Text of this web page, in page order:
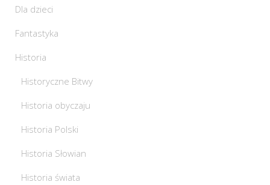
Dla dzieci
Fantastyka
Historia
Historyczne Bitwy
Historia obyczaju
Historia Polski
Historia Słowian
Historia świata